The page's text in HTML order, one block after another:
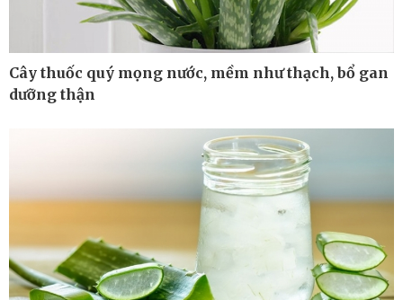
Thế giới
Cuộc sống đó đây
Hồ sơ
Multimedia
Video
E-Magazine
Cây thuốc quý mọng nước, mềm như thạch, bổ gan
dưỡng thận